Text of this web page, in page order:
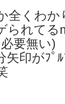
全くわか
られてる
要無い)
印がﾌﾟﾙ